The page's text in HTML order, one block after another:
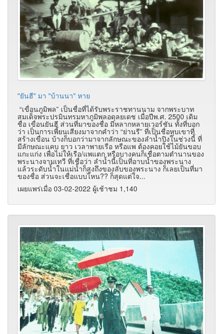
"ยันฮี" มา "บ้านนา" หาย
“เขื่อนภูมิพล” เป็นชื่อที่ได้รับพระราชทานนาม จากพระบาท
สมเด็จพระปรมินทรมหาภูมิพลอดุลยเดช เมื่อปีพ.ศ. 2500 เดิม
ชื่อ เขื่อนยันฮี ส่วนที่มาของชื่อ มีหลากหลายเวอร์ชัน ทั้งที่บอก
ว่า เป็นการเพี้ยนเสียงมาจากคำว่า “ย่านรี” ที่เป็นชื่อหุบเขาที่
สร้างเขื่อน บ้างก็บอกว่ามาจากลักษณะของลำน้ำปิงในช่วงนี้ ที่
มีลักษณะแคบ ยาว เวลาพายเรือ หรือแพ ต้องคอยใช้ไม้ยันขอบ
แกะแก่ง เพื่อไม่ให้เรือ/แพแตก หรือบางคนก็เชื่อตามตำนานของ
พระนางจามเทวี ที่เชื่อว่า ลำน้ำนี้เป็นที่อาบน้ำของพระนาง
แล้วระดับน้ำในแม่น้ำก็สูงถึงของลับของพระนาง ก็เลยเป็นที่มา
ของชื่อ ส่วนจะเชื่อแบบไหน?? ก็สุดแต่ใจ...
เผยแพร่เมื่อ 03-02-2022 ผู้เช้าชม 1,140